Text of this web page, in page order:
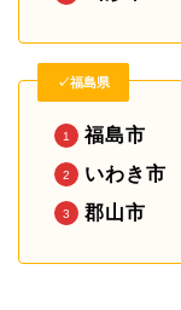
✓福島県
福島市
いわき市
郡山市